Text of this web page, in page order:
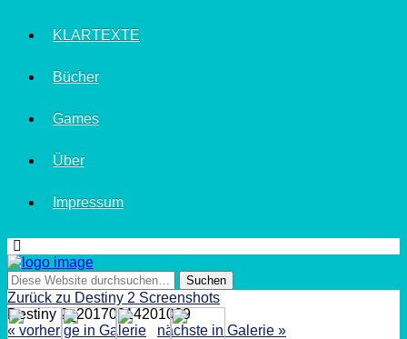
KLARTEXTE
Bücher
Games
Über
Impressum
Zurück zu Destiny 2 Screenshots
Destiny 2_20170914201039
« vorherige in Galerie
nächste in Galerie »